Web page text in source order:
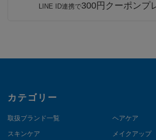
LINE ID連携で300円クーポンプ
カテゴリー
取扱ブランド一覧 ヘアケア
スキンケア メイクアップ